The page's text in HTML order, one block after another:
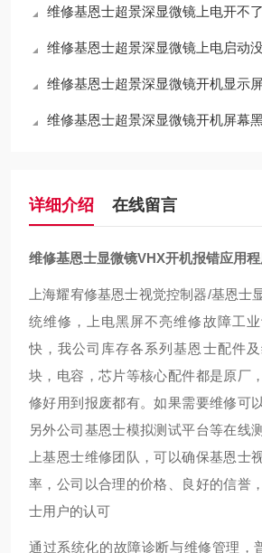
维修基恩士超景深显微镜上电开不了机没
维修基恩士超景深显微镜上电启动没
维修基恩士超景深显微镜开机显示屏黑屏
维修基恩士超景深显微镜开机屏幕黑屏
详细介绍 在线留言
维修基恩士显微镜VHX开机报错应用
上海耀宥修基恩士视觉控制器/基恩士
统维修，上电黑屏不亮维修故障工
快，我公司库存各系列基恩士配件
块，电容，芯片等核心配件都是原厂
修好用到报废都有。如果需要维修可
另外公司基恩士模拟测试平台等在线
上基恩士维修团队，可以确保基恩士
率，公司以合理的价格、良好的信誉
士用户的认可
通过系统化的故障诊断与维修管理，